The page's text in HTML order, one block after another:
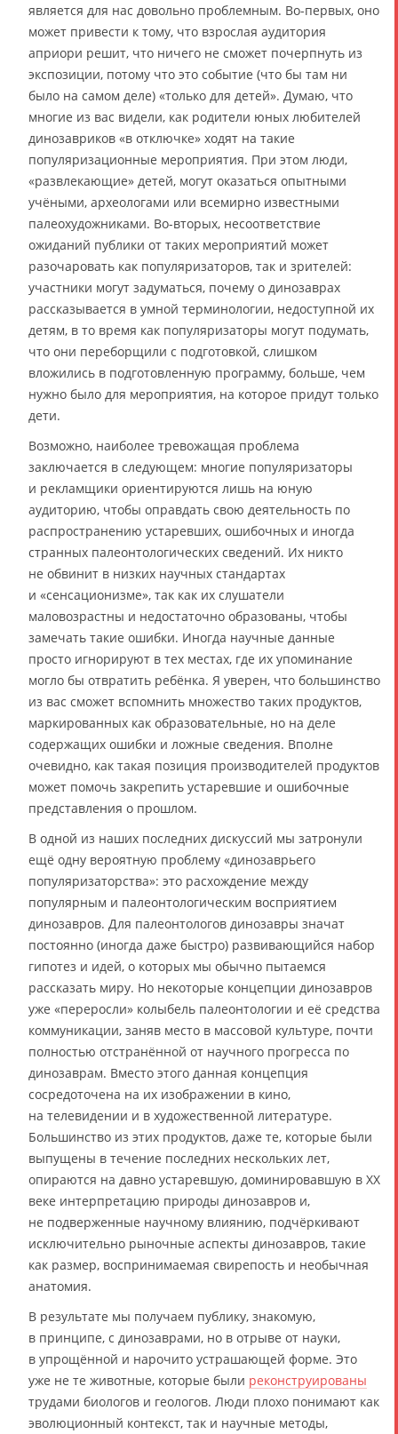
является для нас довольно проблемным. Во-первых, оно
может привести к тому, что взрослая аудитория
априори решит, что ничего не сможет почерпнуть из
экспозиции, потому что это событие (что бы там ни
было на самом деле) «только для детей». Думаю, что
многие из вас видели, как родители юных любителей
динозавриков «в отключке» ходят на такие
популяризационные мероприятия. При этом люди,
«развлекающие» детей, могут оказаться опытными
учёными, археологами или всемирно известными
палеохудожниками. Во-вторых, несоответствие
ожиданий публики от таких мероприятий может
разочаровать как популяризаторов, так и зрителей:
участники могут задуматься, почему о динозаврах
рассказывается в умной терминологии, недоступной их
детям, в то время как популяризаторы могут подумать,
что они переборщили с подготовкой, слишком
вложились в подготовленную программу, больше, чем
нужно было для мероприятия, на которое придут только
дети.
Возможно, наиболее тревожащая проблема
заключается в следующем: многие популяризаторы
и рекламщики ориентируются лишь на юную
аудиторию, чтобы оправдать свою деятельность по
распространению устаревших, ошибочных и иногда
странных палеонтологических сведений. Их никто
не обвинит в низких научных стандартах
и «сенсационизме», так как их слушатели
маловозрастны и недостаточно образованы, чтобы
замечать такие ошибки. Иногда научные данные
просто игнорируют в тех местах, где их упоминание
могло бы отвратить ребёнка. Я уверен, что большинство
из вас сможет вспомнить множество таких продуктов,
маркированных как образовательные, но на деле
содержащих ошибки и ложные сведения. Вполне
очевидно, как такая позиция производителей продуктов
может помочь закрепить устаревшие и ошибочные
представления о прошлом.
В одной из наших последних дискуссий мы затронули
ещё одну вероятную проблему «динозаврьего
популяризаторства»: это расхождение между
популярным и палеонтологическим восприятием
динозавров. Для палеонтологов динозавры значат
постоянно (иногда даже быстро) развивающийся набор
гипотез и идей, о которых мы обычно пытаемся
рассказать миру. Но некоторые концепции динозавров
уже «переросли» колыбель палеонтологии и её средства
коммуникации, заняв место в массовой культуре, почти
полностью отстранённой от научного прогресса по
динозаврам. Вместо этого данная концепция
сосредоточена на их изображении в кино,
на телевидении и в художественной литературе.
Большинство из этих продуктов, даже те, которые были
выпущены в течение последних нескольких лет,
опираются на давно устаревшую, доминировавшую в XX
веке интерпретацию природы динозавров и,
не подверженные научному влиянию, подчёркивают
исключительно рыночные аспекты динозавров, такие
как размер, воспринимаемая свирепость и необычная
анатомия.
В результате мы получаем публику, знакомую,
в принципе, с динозаврами, но в отрыве от науки,
в упрощённой и нарочито устрашающей форме. Это
уже не те животные, которые были реконструированы
трудами биологов и геологов. Люди плохо понимают как
эволюционный контекст, так и научные методы,